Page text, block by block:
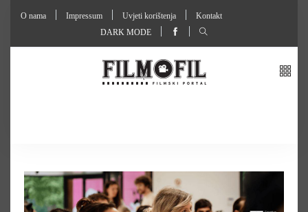
O nama Impressum Uvjeti korištenja
Kontakt
DARK MODE